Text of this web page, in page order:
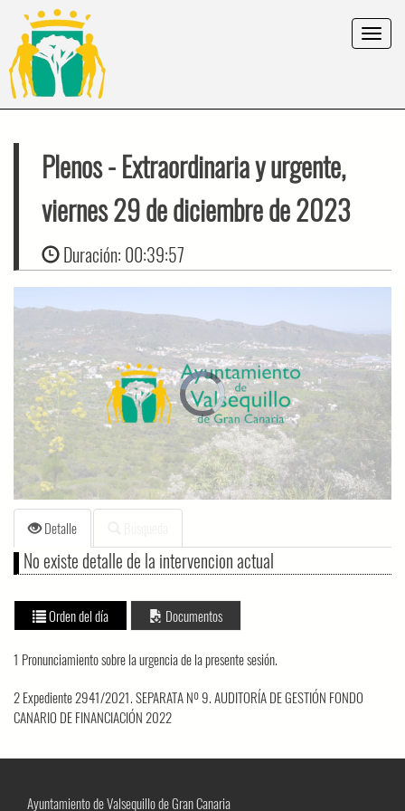
Toggle
Plenos- Extraordinaria y urgente,
viernes 29 de diciembre de 2023
Duración: 00:39:57
Video
Player
is
loading.
Detalle
No existe detalle de la intervencion actual
Orden del día Documentos
1 Pronunciamiento sobre la urgencia de la presente sesión.
2 Expediente 2941/2021. SEPARATA Nº 9. AUDITORÍA DE GESTIÓN FONDO
CANARIO DE FINANCIACIÓN 2022
Ayuntamiento de Valsequillo de Gran Canaria